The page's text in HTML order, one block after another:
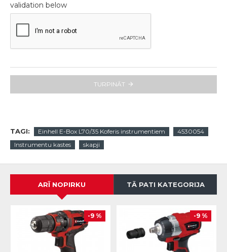
validation below
TURPINĀT
TAGI: Einhell E-Box L70/35 Koferis instrumentiem
4530054
Instrumentu kastes
skapji
ARĪ NOPIRKU TĀ PATI KATEGORIJA
-9 % -9 %